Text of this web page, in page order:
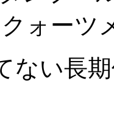
ォーツ
ない長